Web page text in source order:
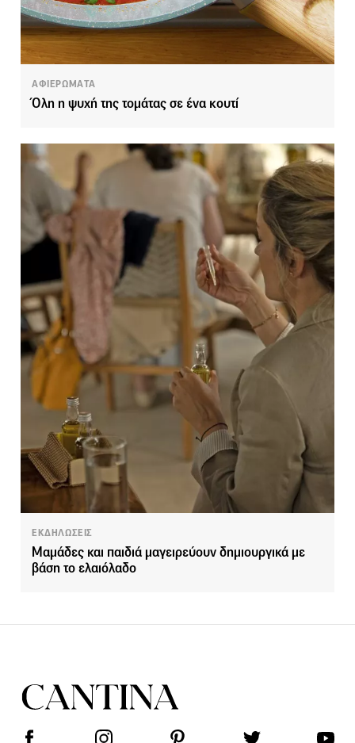
ΑΦΙΕΡΩΜΑΤΑ
Όλη η ψυχή της τομάτας σε ένα κουτί
ΕΚΔΗΛΩΣΕΙΣ
Μαμάδες και παιδιά μαγειρεύουν δημιουργικά με
βάση το ελαιόλαδο